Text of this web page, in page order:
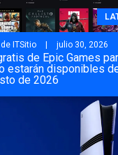
ITSitio julio 30, 2026
de Epic Games
estarán disponibles
de 2026